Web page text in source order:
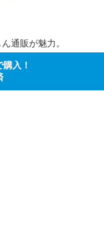
通販が魅力。
入！